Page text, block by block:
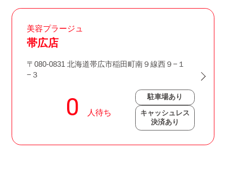
美容プラージュ
帯広店
〒080-0831 北海道帯広市稲田町南９線西９−１
−３
駐車場あり
キャッシュレス
決済あり